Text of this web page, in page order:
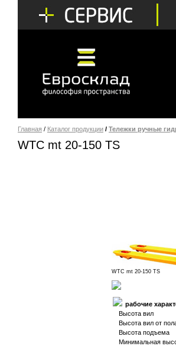
Главная / Каталог продукции / Тележки ручные
WTC mt 20-150 TS
WTC mt 20-150 TS
рабочие
Высота вил
Высота вил от
Высота подъема
Минимальная